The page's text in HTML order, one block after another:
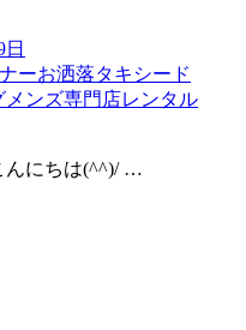
ーお洒落タキシード
メンズ専門店レンタル
んにちは(^^)/ …